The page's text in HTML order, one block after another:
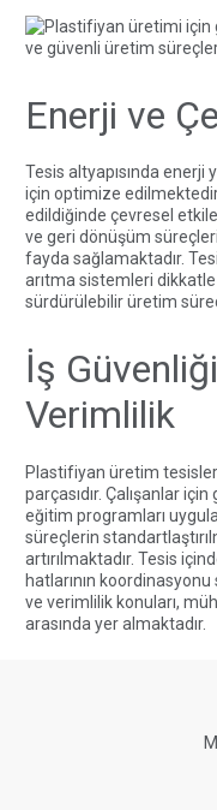
Enerji ve
Tesis altyapısında
için optimize
edildiğinde çevresel
ve geri dönüşüm
fayda sağlamaktadır.
arıtma sistemleri
sürdürülebilir üretim
İş
Verimlilik
Plastifiyan üretim
parçasıdır. Çalışanlar
eğitim programları
süreçlerin
artırılmaktadır. Tesis
hatlarının
ve verimlilik konuları,
arasında yer almaktadır.